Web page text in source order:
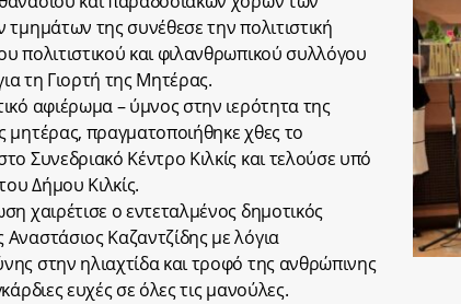
τμημάτων της συνέθεσε την πολιτιστική
πολιτιστικού και φιλανθρωπικού συλλόγου
για τη Γιορτή της Μητέρας.
αφιέρωμα – ύμνος στην ιερότητα της
μητέρας, πραγματοποιήθηκε χθες το
Συνεδριακό Κέντρο Κιλκίς και τελούσε υπό
Δήμου Κιλκίς.
χαιρέτισε ο εντεταλμένος δημοτικός
Καζαντζίδης με λόγια
στην ηλιαχτίδα και τροφό της ανθρώπινης
ευχές σε όλες τις μανούλες.